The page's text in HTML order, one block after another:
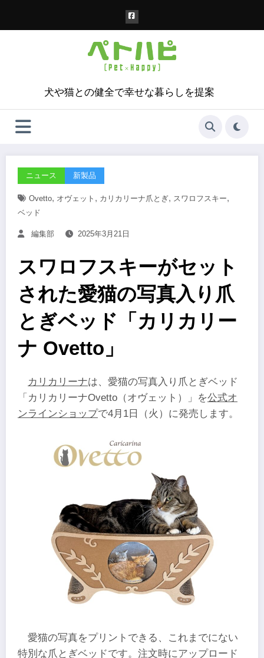
犬や猫との健全で幸せな暮らしを提案
ニュース 新製品
Ovetto, オヴェット , カリカリーナ爪とぎ, スワロフスキー,
ベッド
編集部 2025年3月21日
スワロフスキーがセット
された愛猫の写真入り爪
とぎベッド「カリカリー
ナ Ovetto」
カリカリーナは、愛猫の写真入り爪とぎベッド
「カリカリーナOvetto（オヴェット）」を公式オ
ンラインショップで4月1日（火）に発売します。
愛猫の写真をプリントできる、これまでにない
特別な爪とぎベッドです。注文時にアップロード